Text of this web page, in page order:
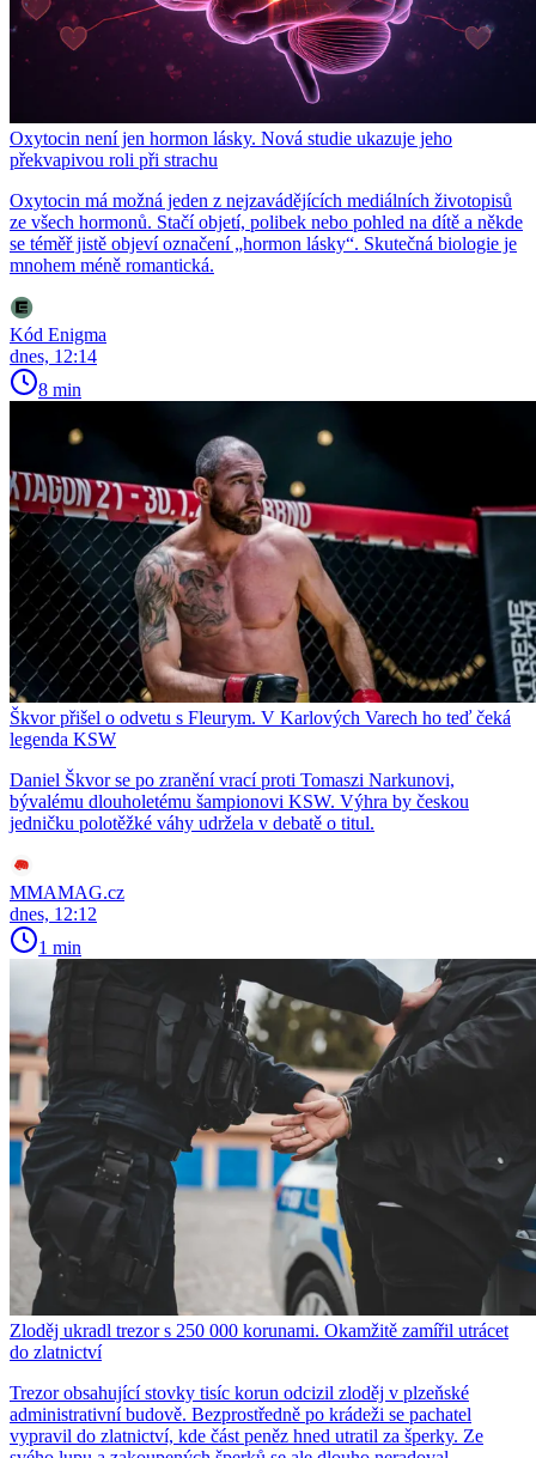
Oxytocin není jen hormon lásky. Nová studie ukazuje jeho
překvapivou roli při strachu
Oxytocin má možná jeden z nejzavádějících mediálních životopisů
ze všech hormonů. Stačí objetí, polibek nebo pohled na dítě a někde
se téměř jistě objeví označení „hormon lásky“. Skutečná biologie je
mnohem méně romantická.
Kód Enigma
dnes, 12:14
8 min
Škvor přišel o odvetu s Fleurym. V Karlových Varech ho teď čeká
legenda KSW
Daniel Škvor se po zranění vrací proti Tomaszi Narkunovi,
bývalému dlouholetému šampionovi KSW. Výhra by českou
jedničku polotěžké váhy udržela v debatě o titul.
MMAMAG.cz
dnes, 12:12
1 min
Zloděj ukradl trezor s 250 000 korunami. Okamžitě zamířil utrácet
do zlatnictví
Trezor obsahující stovky tisíc korun odcizil zloděj v plzeňské
administrativní budově. Bezprostředně po krádeži se pachatel
vypravil do zlatnictví, kde část peněz hned utratil za šperky. Ze